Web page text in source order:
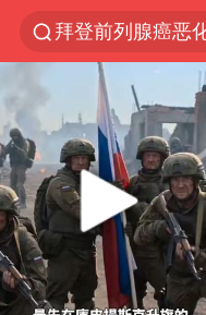
拜登前列腺癌恶
“白海豚”逼近浙闽
外国游客的“中国
以军士兵把枪口